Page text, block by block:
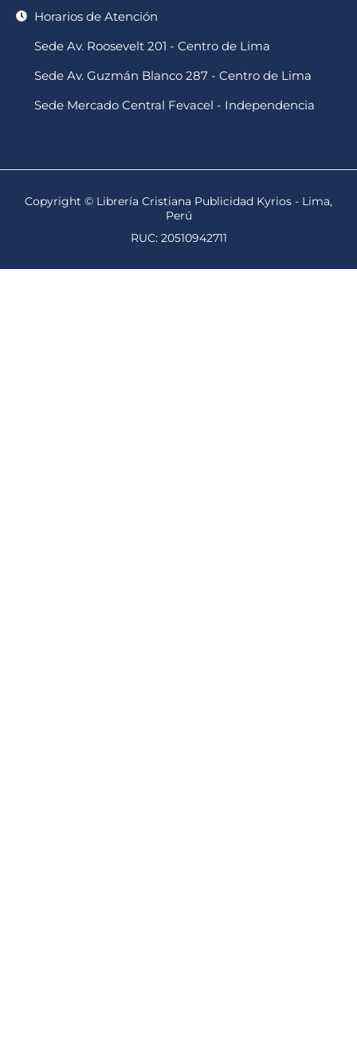
Horarios de Atención
Sede Av. Roosevelt 201 - Centro de Lima
Sede Av. Guzmán Blanco 287 - Centro de Lima
Sede Mercado Central Fevacel - Independencia
Copyright © Librería Cristiana Publicidad Kyrios - Lima,
Perú
RUC: 20510942711